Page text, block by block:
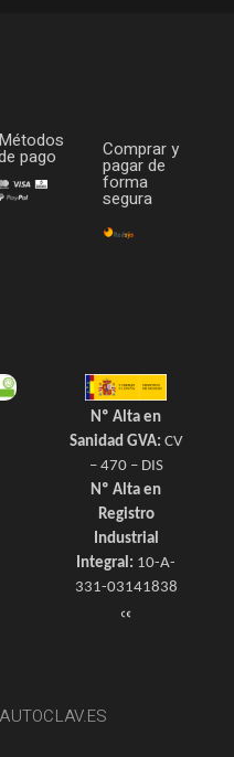
Métodos
pago Comprar y
pagar de
forma
segura
Nº Alta en
Sanidad GVA: CV
– 470 – DIS
Nº Alta en
Registro
Industrial
Integral: 10-A-
331-03141838